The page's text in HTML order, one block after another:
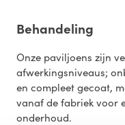
Behandeling
Onze paviljoens zijn
afwerkingsniveaus;
en compleet gecoat,
vanaf de fabriek voor
onderhoud.